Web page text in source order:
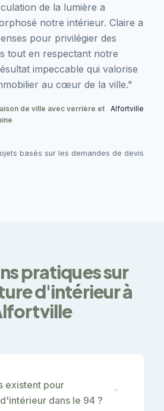
de la lumière a
notre intérieur. Claire a
pour privilégier des
tout en respectant notre
impeccable qui valorise
au cœur de la ville."
de ville avec verrière et
Alfortville
basés sur les demandes de devis
pratiques sur
d'intérieur à
existent pour
dans le 94 ?
⌄